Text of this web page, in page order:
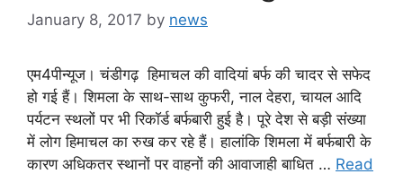
January 8, 2017 by news
एम4पीन्यूज। चंडीगढ़ हिमाचल की वादियां बर्फ की चादर से सफेद
हो गई हैं। शिमला के साथ-साथ कुफरी, नाल देहरा, चायल आदि
पर्यटन स्थलों पर भी रिकाॅर्ड बर्फबारी हुई है। पूरे देश से बड़ी संख्या
में लोग हिमाचल का रुख कर रहे हैं। हालांकि शिमला में बर्फबारी के
कारण अधिकतर स्थानों पर वाहनों की आवाजाही बाधित … Read